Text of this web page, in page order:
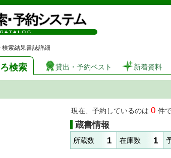
図書館 蔵書検索・予
検索結果書誌詳細
検索 貸出・予約ベスト 新着資料
現在、予約しているのは 0 件
蔵書情報
所蔵数 1 在庫数 1